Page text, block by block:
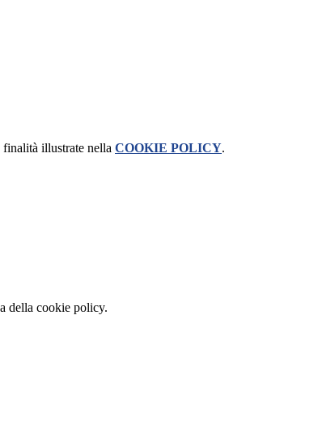
illustrate nella COOKIE POLICY.
della cookie policy.